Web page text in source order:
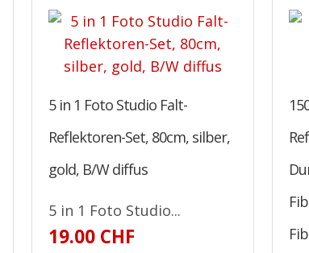
5 in 1 Foto Studio Falt-
Reflektoren-Set, 80cm, silber,
gold, B/W diffus
5 in 1 Foto Studio...
19.00 CHF